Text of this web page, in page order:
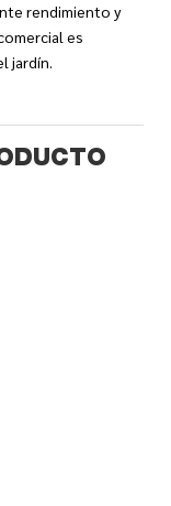
rendimiento y
es
jardín.